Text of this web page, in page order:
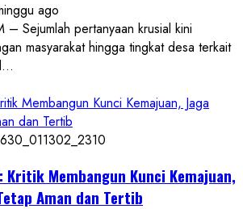
ago
– Sejumlah pertanyaan krusial kini
masyarakat hingga tingkat desa terkait
Membangun Kunci Kemajuan, Jaga
dan Tertib
Kritik Membangun Kunci Kemajuan,
Aman dan Tertib